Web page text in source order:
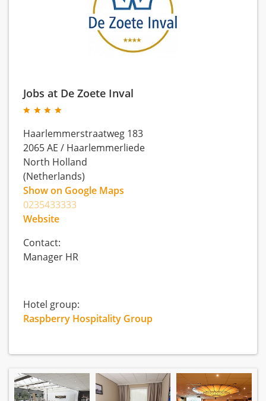
Jobs at De Zoete Inval
Haarlemmerstraatweg 183
2065 AE / Haarlemmerliede
North Holland
(Netherlands)
Show on Google Maps
0235433333
Website
Contact:
Manager HR
Hotel group:
Raspberry Hospitality Group